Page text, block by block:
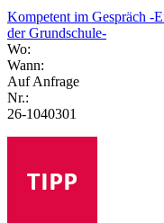
Kompetent im Gespräch -
der Grundschule-
Wo:
Wann:
Auf Anfrage
Nr.:
26-1040301